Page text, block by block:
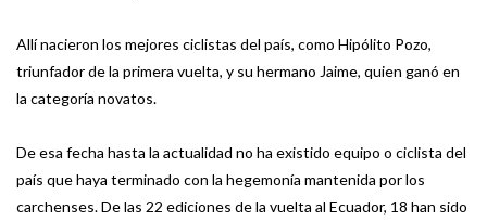
Allí nacieron los mejores ciclistas del país, como Hipólito Pozo,
triunfador de la primera vuelta, y su hermano Jaime, quien ganó en
la categoría novatos.
De esa fecha hasta la actualidad no ha existido equipo o ciclista del
país que haya terminado con la hegemonía mantenida por los
carchenses. De las 22 ediciones de la vuelta al Ecuador, 18 han sido